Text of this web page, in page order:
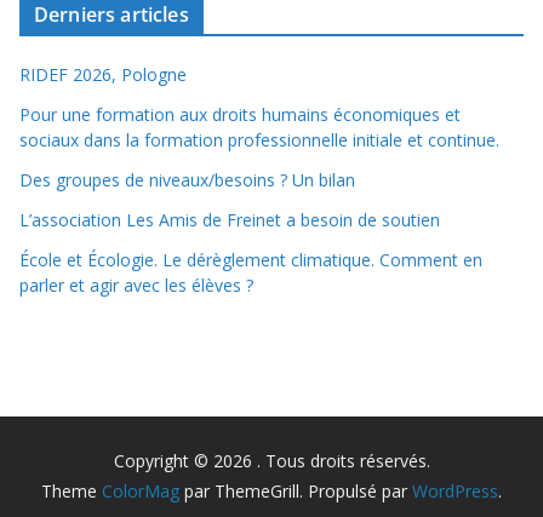
Derniers articles
RIDEF 2026, Pologne
Pour une formation aux droits humains économiques et
sociaux dans la formation professionnelle initiale et continue.
Des groupes de niveaux/besoins ? Un bilan
L’association Les Amis de Freinet a besoin de soutien
École et Écologie. Le dérèglement climatique. Comment en
parler et agir avec les élèves ?
Copyright © 2026 . Tous droits réservés.
Theme ColorMag par ThemeGrill. Propulsé par WordPress.